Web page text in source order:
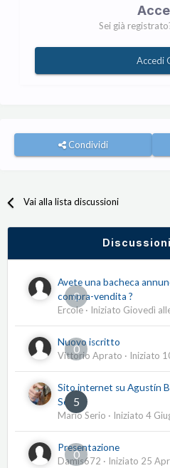
Sei già
Accedi
Condividi
Vai alla lista discussioni
0
Avete una bacheca
compra-vendita ?
Ercole · Iniziato Giovedì
0
Nuovo iscritto
Vittorio Aprato · Iniziato
5
Sito internet su Agustín
Serio
Mario Serio · Iniziato 4
0
Presentazione
Damis672 · Iniziato 25